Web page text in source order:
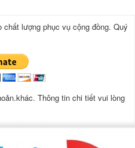
chất lượng phục vụ cộng đồng. Quý
Thông tin chi tiết vui lòng